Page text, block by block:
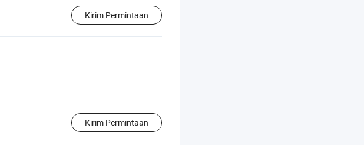
Kirim Permintaan
Kirim Permintaan